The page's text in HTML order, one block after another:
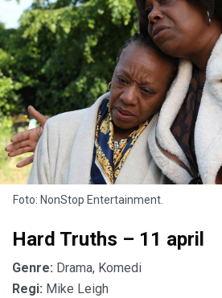
Foto: NonStop Entertainment.
Hard Truths – 11 april
Genre: Drama, Komedi
Regi: Mike Leigh